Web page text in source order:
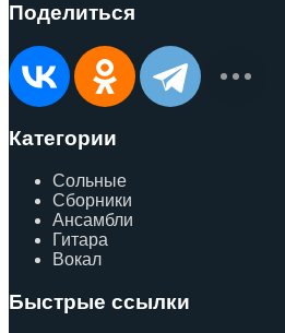
Поделиться
Категории
Сольные
Сборники
Ансамбли
Гитара
Вокал
Быстрые ссылки